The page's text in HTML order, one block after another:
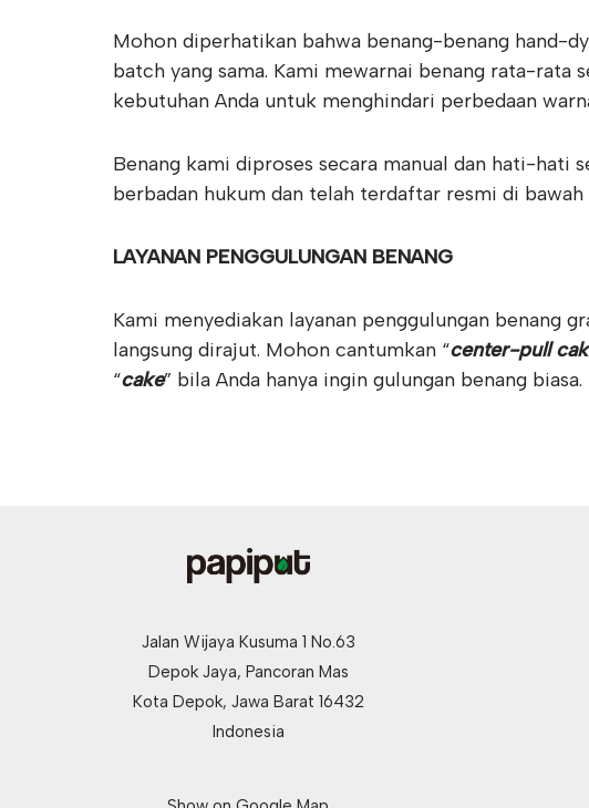
Mohon diperhatikan bahwa benang-benang hand-
batch yang sama. Kami mewarnai benang rata-rata
kebutuhan Anda untuk menghindari perbedaan
Benang kami diproses secara manual dan hati-hati
berbadan hukum dan telah terdaftar resmi di bawah
LAYANAN PENGGULUNGAN BENANG
Kami menyediakan layanan penggulungan benang
langsung dirajut. Mohon cantumkan “center-pull
“cake” bila Anda hanya ingin gulungan benang biasa.
Jalan Wijaya Kusuma 1 No.63
Depok Jaya, Pancoran Mas
Kota Depok, Jawa Barat 16432
Indonesia